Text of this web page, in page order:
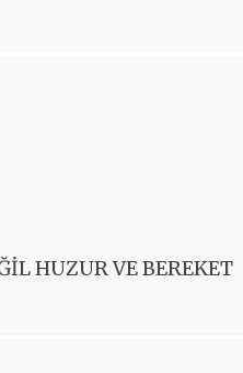
HUZUR VE BEREKET